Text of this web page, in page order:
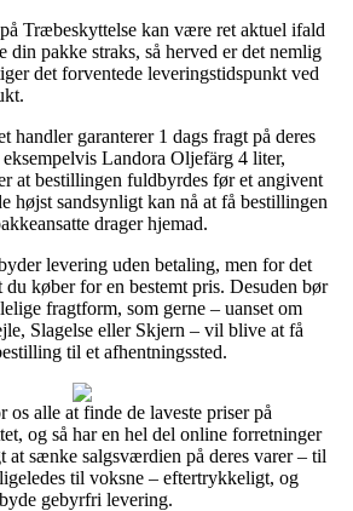
Træbeskyttelse kan være ret aktuel ifald
din pakke straks, så herved er det nemlig
det forventede leveringstidspunkt ved
handler garanterer 1 dags fragt på deres
Landora Oljefärg 4 liter,
at bestillingen fuldbyrdes før et angivent
højst sandsynligt kan nå at få bestillingen
drager hjemad.
levering uden betaling, men for det
du køber for en bestemt pris. Desuden bør
fragtform, som gerne – uanset om
Slagelse eller Skjern – vil blive at få
til et afhentningssted.
os alle at finde de laveste priser på
og så har en hel del online forretninger
at sænke salgsværdien på deres varer – til
til voksne – eftertrykkeligt, og
gebyrfri levering.